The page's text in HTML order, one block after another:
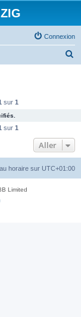
Connexion
c
e
sur 1
sur 1
Aller
horaire sur UTC+01:00
Limited